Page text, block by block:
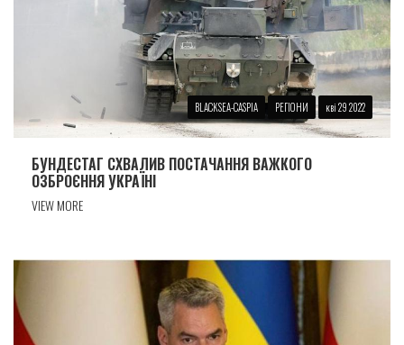
BLACKSEA-CASPIA РЕГІОНИ кві 29 2022
БУНДЕСТАГ СХВАЛИВ ПОСТАЧАННЯ ВАЖКОГО
ОЗБРОЄННЯ УКРАЇНІ
VIEW MORE